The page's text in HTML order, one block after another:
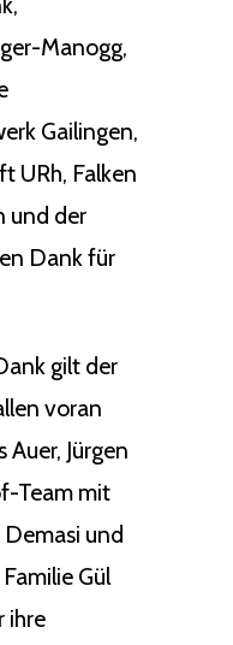
Manogg,
Gailingen,
URh, Falken
und der
Dank für
gilt der
voran
Jürgen
Team mit
und
Gül
ihre